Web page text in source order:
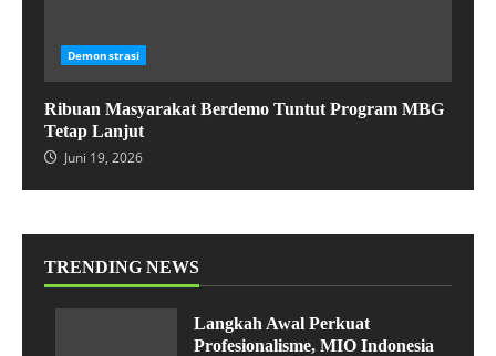
Demonstrasi
Ribuan Masyarakat Berdemo Tuntut Program MBG
Tetap Lanjut
Juni 19, 2026
TRENDING NEWS
Langkah Awal Perkuat
Profesionalisme, MIO Indonesia